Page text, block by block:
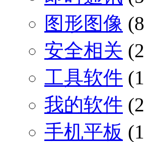
图形图像
安全相关
工具软件
我的软件
手机平板